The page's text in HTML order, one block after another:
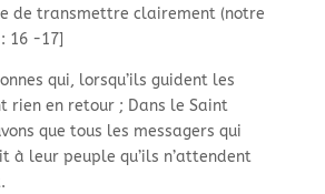
de transmettre clairement (notre
16 -17]
qui, lorsqu’ils guident les
rien en retour ; Dans le Saint
que tous les messagers qui
à leur peuple qu’ils n’attendent